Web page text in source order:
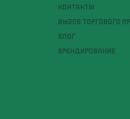
КОНТАКТЫ
ВЫЗОВ ТОРГОВОГО
БЛОГ
БРЕНДИРОВАНИЕ